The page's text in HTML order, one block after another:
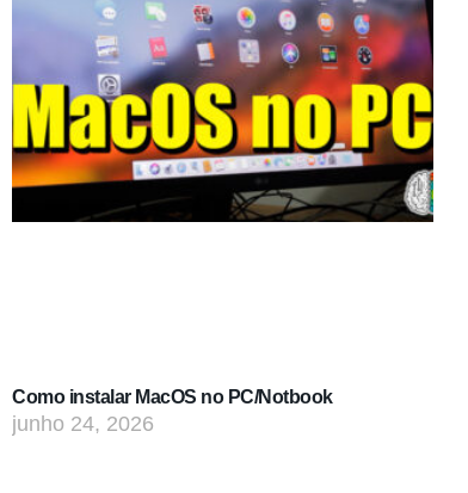
Como instalar MacOS no PC/Notbook
junho 24, 2026